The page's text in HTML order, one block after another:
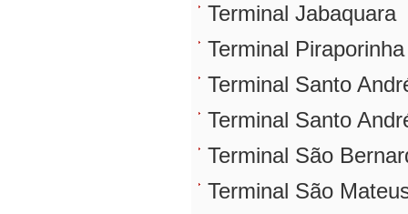
Terminal Jabaquara
Terminal Piraporinha
Terminal Santo
Terminal Santo
Terminal São
Terminal São